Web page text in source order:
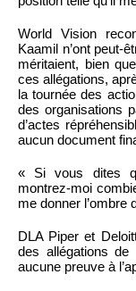
World Vision
Kaamil n’ont peut-
méritaient, bien
ces allégations,
la tournée des
des organisations
d’actes
aucun document
« Si vous dites
montrez-moi
me donner l’ombre
DLA Piper et
des allégations de
aucune preuve à